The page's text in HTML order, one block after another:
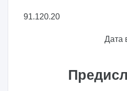
91.120.20
Дата